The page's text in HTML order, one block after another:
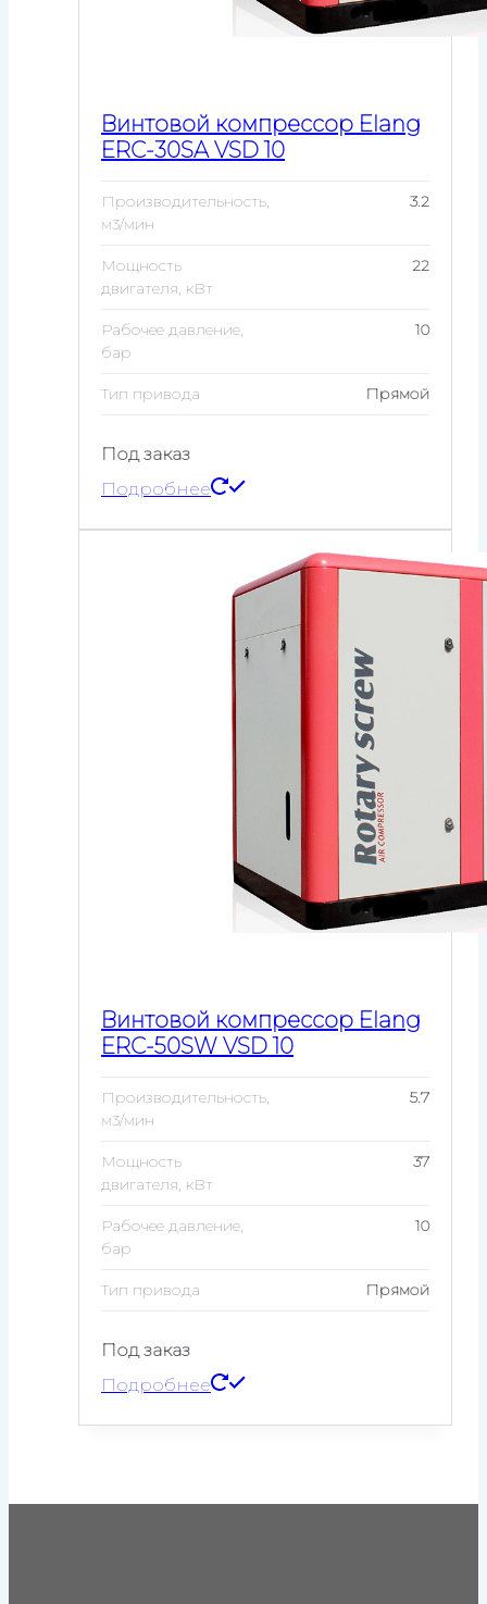
Винтовой компрессор Elang
ERC-30SA VSD 10
Производительность,
м3/мин
3.2
Мощность
двигателя, кВт
22
Рабочее давление,
бар
10
Тип привода Прямой
Под заказ
Подробнее
Винтовой компрессор Elang
ERC-50SW VSD 10
Производительность,
м3/мин
5.7
Мощность
двигателя, кВт
37
Рабочее давление,
бар
10
Тип привода Прямой
Под заказ
Подробнее